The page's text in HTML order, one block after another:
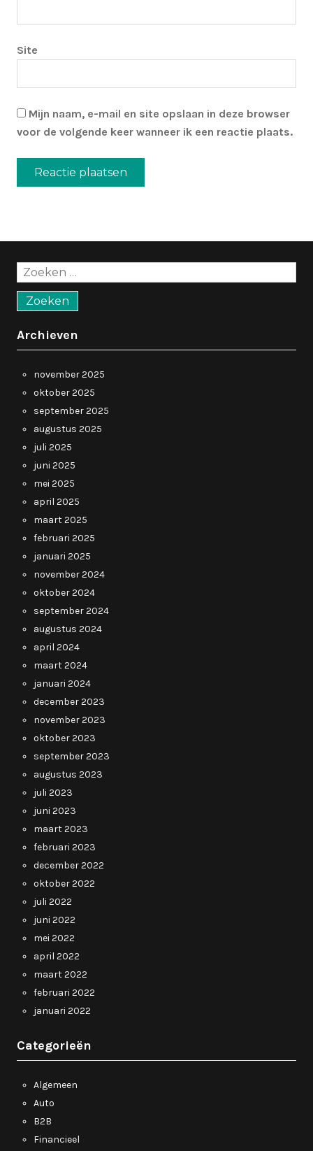
Site
Mijn naam, e-mail en site opslaan in deze browser
voor de volgende keer wanneer ik een reactie plaats.
Zoeken
naar:
Archieven
november 2025
oktober 2025
september 2025
augustus 2025
juli 2025
juni 2025
mei 2025
april 2025
maart 2025
februari 2025
januari 2025
november 2024
oktober 2024
september 2024
augustus 2024
april 2024
maart 2024
januari 2024
december 2023
november 2023
oktober 2023
september 2023
augustus 2023
juli 2023
juni 2023
maart 2023
februari 2023
december 2022
oktober 2022
juli 2022
juni 2022
mei 2022
april 2022
maart 2022
februari 2022
januari 2022
Categorieën
Algemeen
Auto
B2B
Financieel